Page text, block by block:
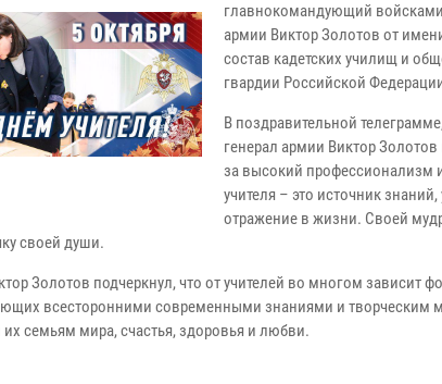
главнокомандующий
армии Виктор Золотов от
состав кадетских училищ и
гвардии Российской
В поздравительной
генерал армии Виктор
за высокий профессионализм
учителя – это источник
отражение в жизни. Своей
своей души.
Золотов подчеркнул, что от учителей во многом
всесторонними современными знаниями и
их семьям мира, счастья, здоровья и любви.